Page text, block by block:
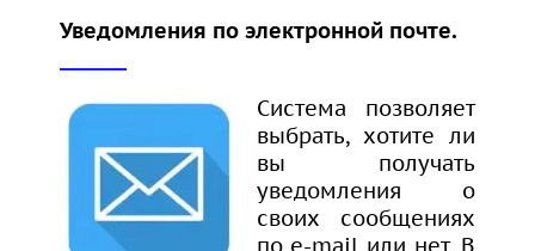
Уведомления по электронной почте.
Система позволяет
выбрать, хотите ли
вы получать
уведомления о
своих сообщениях